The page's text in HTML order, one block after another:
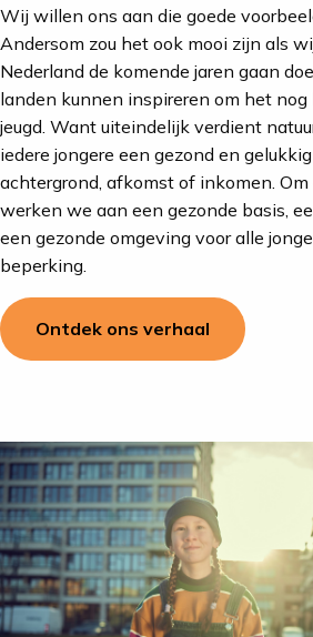
Wij willen ons aan die goede
Andersom zou het ook mooi zijn als
Nederland de komende jaren gaan
landen kunnen inspireren om het
jeugd. Want uiteindelijk verdient
iedere jongere een gezond en
achtergrond, afkomst of inkomen.
werken we aan een gezonde basis,
een gezonde omgeving voor alle
beperking.
Ontdek ons verhaal